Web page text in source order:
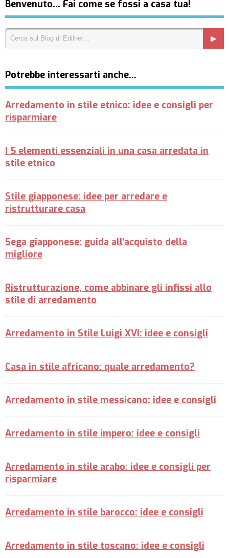
Benvenuto… Fai come se fossi a casa tua!
Potrebbe interessarti anche…
Arredamento in stile etnico: idee e consigli per
risparmiare
I 5 elementi essenziali in una casa arredata in
stile etnico
Stile giapponese: idee per arredare e
ristrutturare casa
Sega giapponese: guida all'acquisto della
migliore
Ristrutturazione, come abbinare gli infissi allo
stile di arredamento
Arredamento in Stile Luigi XVI: idee e consigli
Casa in stile africano: quale arredamento?
Arredamento in stile messicano: idee e consigli
Arredamento in stile impero: idee e consigli
Arredamento in stile arabo: idee e consigli per
risparmiare
Arredamento in stile barocco: idee e consigli
Arredamento in stile toscano: idee e consigli